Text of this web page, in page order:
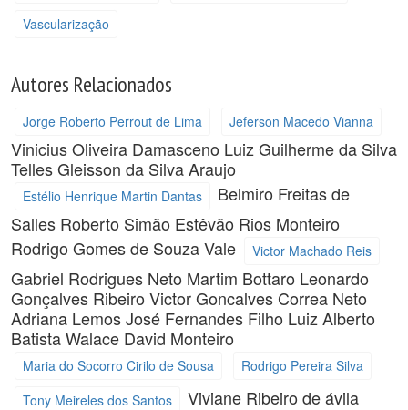
Vascularização
Autores Relacionados
Jorge Roberto Perrout de Lima Jeferson Macedo Vianna
Vinicius Oliveira Damasceno Luiz Guilherme da Silva
TellesGleisson da Silva Araujo
Estélio Henrique Martin Dantas
Belmiro Freitas de
Salles Roberto Simão Estêvão Rios Monteiro
Rodrigo Gomes de Souza Vale
Victor Machado Reis
Gabriel Rodrigues Neto Martim Bottaro Leonardo
Gonçalves Ribeiro Victor Goncalves Correa Neto
Adriana LemosJosé Fernandes Filho Luiz Alberto
BatistaWalace David Monteiro
Maria do Socorro Cirilo de Sousa
Rodrigo Pereira Silva
Tony Meireles dos Santos
Viviane Ribeiro de ávila